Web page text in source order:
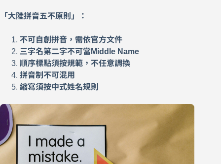
「大陸拼音五不原則」：
不可自創拼音，需依官方文件
三字名第二字不可當Middle Name
順序標點須按規範，不任意調換
拼音制不可混用
縮寫須按中式姓名規則